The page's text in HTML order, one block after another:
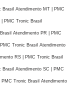
Brasil Atendimento MT | PMC
PMC Tronic Brasil
Atendimento PR | PMC
Tronic Brasil Atendimento
RS | PMC Tronic Brasil
Atendimento SC | PMC
Tronic Brasil Atendimento